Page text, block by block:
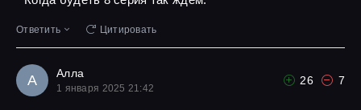
Ответить Цитировать
А Алла
1 января 2025 21:42
26 7